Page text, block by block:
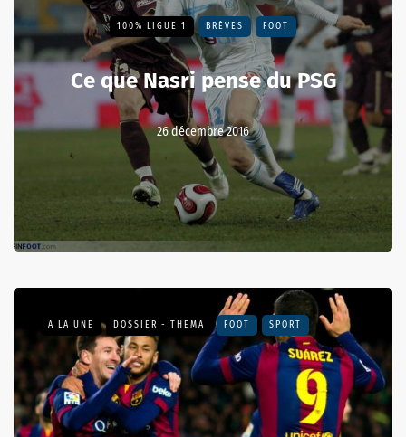
100% LIGUE 1 BRÈVES FOOT
Ce que Nasri pense du PSG
26 décembre 2016
A LA UNE DOSSIER - THEMA FOOT SPORT